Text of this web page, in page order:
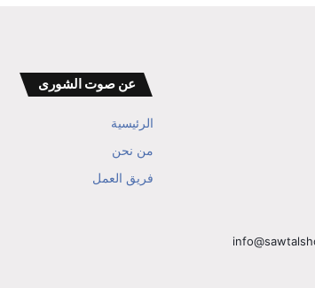
عن صوت الشورى
الرئيسية
من نحن
فريق العمل